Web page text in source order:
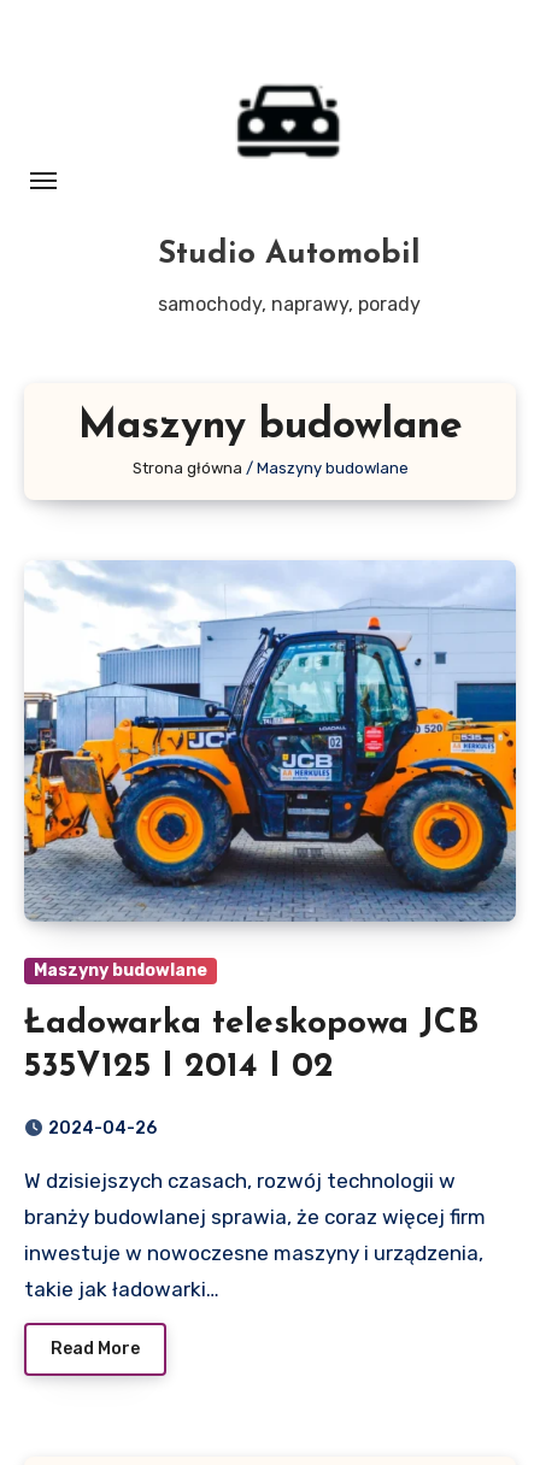
Studio Automobil
samochody, naprawy, porady
Maszyny budowlane
Strona główna / Maszyny budowlane
Maszyny budowlane
Ładowarka teleskopowa JCB
535V125 I 2014 I 02
2024-04-26
W dzisiejszych czasach, rozwój technologii w
branży budowlanej sprawia, że coraz więcej firm
inwestuje w nowoczesne maszyny i urządzenia,
takie jak ładowarki…
Read More